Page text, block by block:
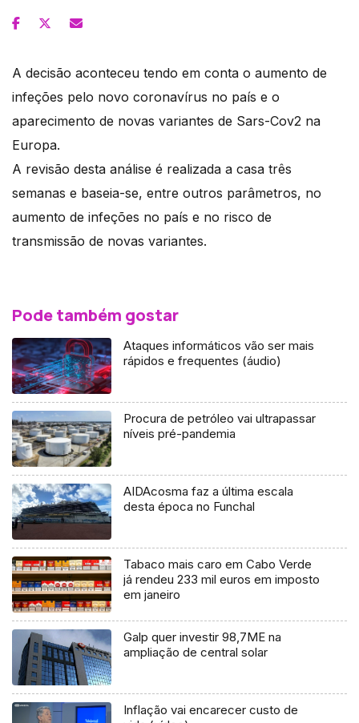
A decisão aconteceu tendo em conta o aumento de
infeções pelo novo coronavírus no país e o
aparecimento de novas variantes de Sars-Cov2 na
Europa.
A revisão desta análise é realizada a casa três
semanas e baseia-se, entre outros parâmetros, no
aumento de infeções no país e no risco de
transmissão de novas variantes.
Pode também gostar
Ataques informáticos vão ser mais
rápidos e frequentes (áudio)
Procura de petróleo vai ultrapassar
níveis pré-pandemia
AIDAcosma faz a última escala
desta época no Funchal
Tabaco mais caro em Cabo Verde
já rendeu 233 mil euros em imposto
em janeiro
Galp quer investir 98,7ME na
ampliação de central solar
Inflação vai encarecer custo de